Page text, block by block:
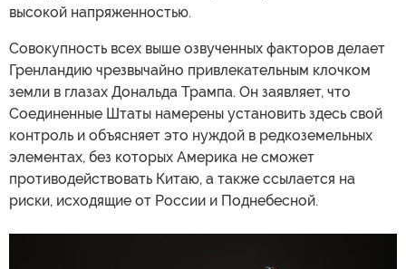
высокой напряженностью.
Совокупность всех выше озвученных факторов делает
Гренландию чрезвычайно привлекательным клочком
земли в глазах Дональда Трампа. Он заявляет, что
Соединенные Штаты намерены установить здесь свой
контроль и объясняет это нуждой в редкоземельных
элементах, без которых Америка не сможет
противодействовать Китаю, а также ссылается на
риски, исходящие от России и Поднебесной.